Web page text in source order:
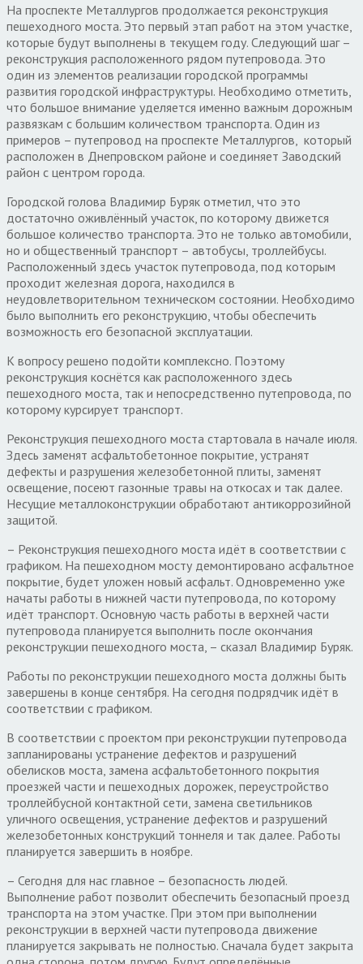
На проспекте Металлургов продолжается реконструкция
пешеходного моста. Это первый этап работ на этом участке,
которые будут выполнены в текущем году. Следующий шаг –
реконструкция расположенного рядом путепровода. Это
один из элементов реализации городской программы
развития городской инфраструктуры. Необходимо отметить,
что большое внимание уделяется именно важным дорожным
развязкам с большим количеством транспорта. Один из
примеров – путепровод на проспекте Металлургов, который
расположен в Днепровском районе и соединяет Заводский
район с центром города.
Городской голова Владимир Буряк отметил, что это
достаточно оживлённый участок, по которому движется
большое количество транспорта. Это не только автомобили,
но и общественный транспорт – автобусы, троллейбусы.
Расположенный здесь участок путепровода, под которым
проходит железная дорога, находился в
неудовлетворительном техническом состоянии. Необходимо
было выполнить его реконструкцию, чтобы обеспечить
возможность его безопасной эксплуатации.
К вопросу решено подойти комплексно. Поэтому
реконструкция коснётся как расположенного здесь
пешеходного моста, так и непосредственно путепровода, по
которому курсирует транспорт.
Реконструкция пешеходного моста стартовала в начале июля.
Здесь заменят асфальтобетонное покрытие, устранят
дефекты и разрушения железобетонной плиты, заменят
освещение, посеют газонные травы на откосах и так далее.
Несущие металлоконструкции обработают антикоррозийной
защитой.
– Реконструкция пешеходного моста идёт в соответствии с
графиком. На пешеходном мосту демонтировано асфальтное
покрытие, будет уложен новый асфальт. Одновременно уже
начаты работы в нижней части путепровода, по которому
идёт транспорт. Основную часть работы в верхней части
путепровода планируется выполнить после окончания
реконструкции пешеходного моста, – сказал Владимир Буряк.
Работы по реконструкции пешеходного моста должны быть
завершены в конце сентября. На сегодня подрядчик идёт в
соответствии с графиком.
В соответствии с проектом при реконструкции путепровода
запланированы устранение дефектов и разрушений
обелисков моста, замена асфальтобетонного покрытия
проезжей части и пешеходных дорожек, переустройство
троллейбусной контактной сети, замена светильников
уличного освещения, устранение дефектов и разрушений
железобетонных конструкций тоннеля и так далее. Работы
планируется завершить в ноябре.
– Сегодня для нас главное – безопасность людей.
Выполнение работ позволит обеспечить безопасный проезд
транспорта на этом участке. При этом при выполнении
реконструкции в верхней части путепровода движение
планируется закрывать не полностью. Сначала будет закрыта